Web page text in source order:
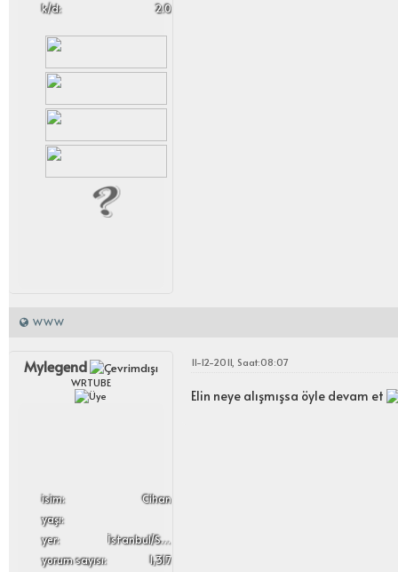
k/d: 2.0
WWW
Mylegend
WRTUBE
i̇sim:
Cihan
yaşı:
yer:
İstanbul/Sultangazi
yorum sayısı:
1,317
11-12-2011, Saat:08:07
Elin neye alışmışsa öyle devam et